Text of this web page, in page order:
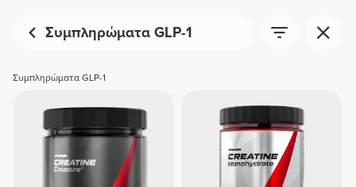
Συμπληρώματα GLP-1
Συμπληρώματα GLP-1